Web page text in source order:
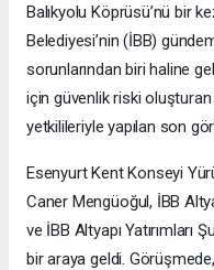
Balıkyolu Köprüsü’nü bir
Belediyesi’nin (İBB)
sorunlarından biri haline
için güvenlik riski oluşturan
yetkilileriyle yapılan son
Esenyurt Kent Konseyi
Caner Mengüoğul, İBB
ve İBB Altyapı Yatırımları
bir araya geldi.